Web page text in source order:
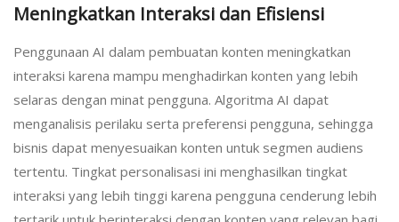
Meningkatkan Interaksi dan Efisiensi
Penggunaan AI dalam pembuatan konten meningkatkan
interaksi karena mampu menghadirkan konten yang lebih
selaras dengan minat pengguna. Algoritma AI dapat
menganalisis perilaku serta preferensi pengguna, sehingga
bisnis dapat menyesuaikan konten untuk segmen audiens
tertentu. Tingkat personalisasi ini menghasilkan tingkat
interaksi yang lebih tinggi karena pengguna cenderung lebih